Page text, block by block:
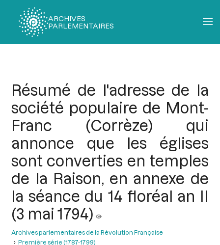
ARCHIVES
PARLEMENTAIRES
Résumé de l'adresse de la
société populaire de Mont-
Franc (Corrèze) qui
annonce que les églises
sont converties en temples
de la Raison, en annexe de
la séance du 14 floréal an II
(3 mai 1794)
Archives parlementaires de la Révolution Française
Première série (1787-1799)